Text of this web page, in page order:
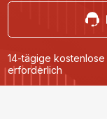
14-tägige
erforderlich